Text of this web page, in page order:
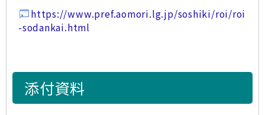
https://www.pref.aomori.lg.jp/soshiki/roi/roi
-sodankai.html
添付資料